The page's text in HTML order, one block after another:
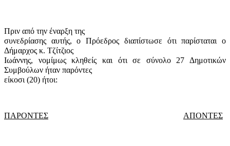
Πριν από την έναρξη της
συνεδρίασης αυτής, ο Πρόεδρος διαπίστωσε ότι παρίσταται ο
Δήμαρχος κ. Τζίτζιος
Ιωάννης, νομίμως κληθείς και ότι σε σύνολο 27 Δημοτικών
Συμβούλων ήταν παρόντες
είκοσι (20) ήτοι:
ΠΑΡΟΝΤΕΣ ΑΠΟΝΤΕΣ